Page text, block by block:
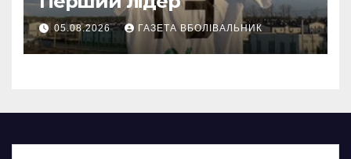
05.08.2026 ГАЗЕТА ВБОЛІВАЛЬНИК